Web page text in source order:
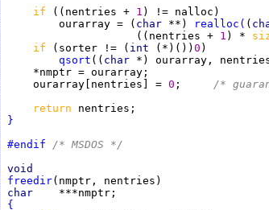
if ((nentries + 1
         ourarray = (
char **) realloc ( (
                     ((nentries +
1 ) *
if (sorter != ( int (*)()) 0
qsort (( char *) ourarray,
     ourarray[nentries] =
0 ;
/*
return
}
#endif /* MSDOS */
void
freedir
char
{